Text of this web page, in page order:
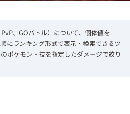
、GOバトル）について、個体値を
にランキング形式で表示・検索できるツ
ポケモン・技を指定したダメージで絞り